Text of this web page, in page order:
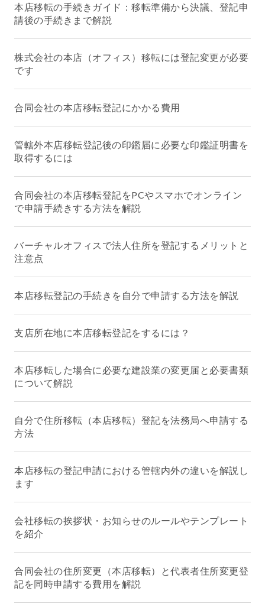
本店移転の手続きガイド：移転準備から決議、登記申
請後の手続きまで解説
株式会社の本店（オフィス）移転には登記変更が必要
です
合同会社の本店移転登記にかかる費用
管轄外本店移転登記後の印鑑届に必要な印鑑証明書を
取得するには
合同会社の本店移転登記をPCやスマホでオンライン
で申請手続きする方法を解説
バーチャルオフィスで法人住所を登記するメリットと
注意点
本店移転登記の手続きを自分で申請する方法を解説
支店所在地に本店移転登記をするには？
本店移転した場合に必要な建設業の変更届と必要書類
について解説
自分で住所移転（本店移転）登記を法務局へ申請する
方法
本店移転の登記申請における管轄内外の違いを解説し
ます
会社移転の挨拶状・お知らせのルールやテンプレート
を紹介
合同会社の住所変更（本店移転）と代表者住所変更登
記を同時申請する費用を解説